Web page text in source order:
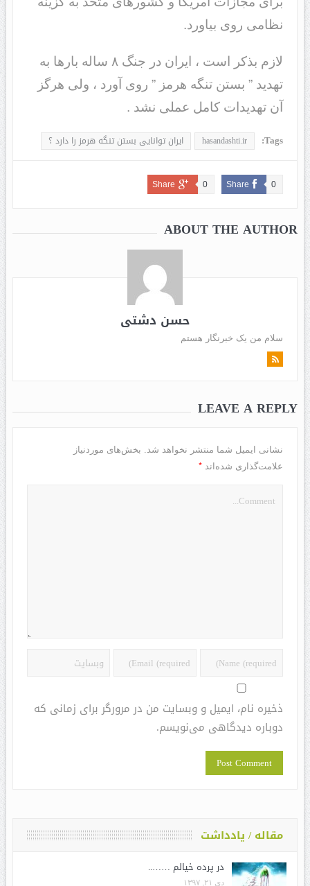
نظامی روی بیاورد.
لازم بذکر است ، ایران در جنگ ۸ ساله بارها به
تهدید ” بستن تنگه هرمز ” روی آورد ، ولی هرگز
آن تهدیدات کامل عملی نشد .
Tags:
hasandashti.ir ایران توانایی بستن تنگه هرمز را دارد ؟
Share 0
Share 0
ABOUT THE AUTHOR
حسن دشتی
سلام من یک خبرنگار هستم
LEAVE A REPLY
نشانی ایمیل شما منتشر نخواهد شد. بخش‌های موردنیاز
علامت‌گذاری شده‌اند *
ذخیره نام، ایمیل و وبسایت من در مرورگر برای زمانی که
دوباره دیدگاهی می‌نویسم.
مقاله / یادداشت
در پرده خیالم ……..
دی ۲۱, ۱۳۹۷